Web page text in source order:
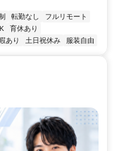
転勤なし
フルリモート
育休あり
あり 土日祝休み 服装自由